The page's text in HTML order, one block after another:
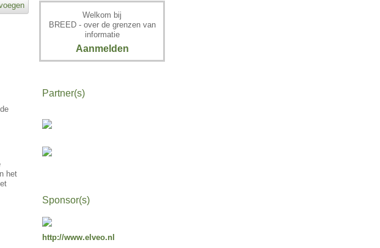
het
Welkom bij
BREED - over de grenzen van
informatie
Aanmelden
Partner(s)
Sponsor(s)
http://www.elveo.nl